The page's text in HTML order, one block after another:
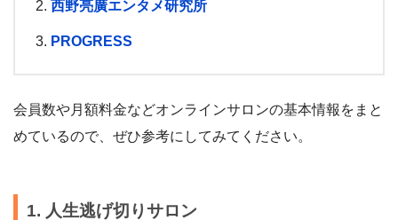
西野亮廣エンタメ研究所
PROGRESS
会員数や月額料金などオンラインサロンの基本情報をまと
めているので、ぜひ参考にしてみてください。
1. 人生逃げ切りサロン